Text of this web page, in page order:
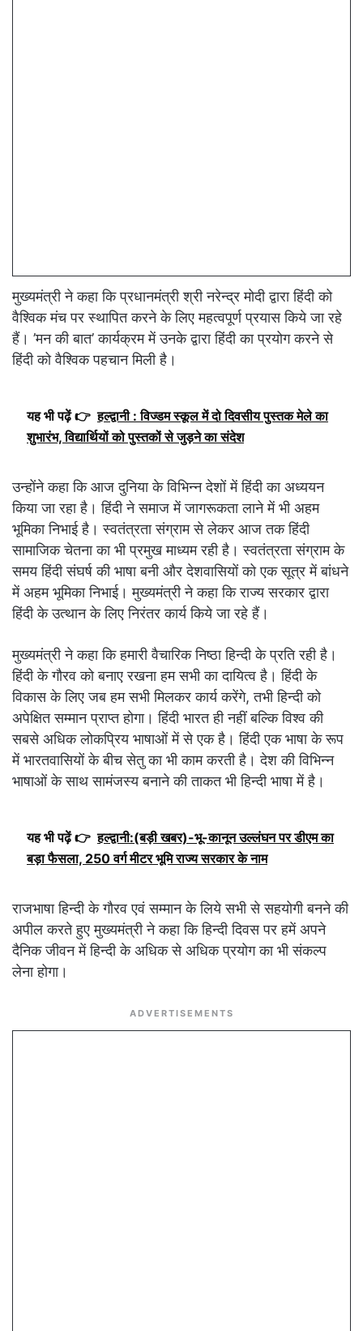
मुख्यमंत्री ने कहा कि प्रधानमंत्री श्री नरेन्द्र मोदी द्वारा हिंदी को
वैश्विक मंच पर स्थापित करने के लिए महत्वपूर्ण प्रयास किये जा रहे
हैं। ’मन की बात’ कार्यक्रम में उनके द्वारा हिंदी का प्रयोग करने से
हिंदी को वैश्विक पहचान मिली है।
यह भी पढ़ें 👉 हल्द्वानी : विज्डम स्कूल में दो दिवसीय पुस्तक मेले का
शुभारंभ, विद्यार्थियों को पुस्तकों से जुड़ने का संदेश
उन्होंने कहा कि आज दुनिया के विभिन्न देशों में हिंदी का अध्ययन
किया जा रहा है। हिंदी ने समाज में जागरूकता लाने में भी अहम
भूमिका निभाई है। स्वतंत्रता संग्राम से लेकर आज तक हिंदी
सामाजिक चेतना का भी प्रमुख माध्यम रही है। स्वतंत्रता संग्राम के
समय हिंदी संघर्ष की भाषा बनी और देशवासियों को एक सूत्र में बांधने
में अहम भूमिका निभाई। मुख्यमंत्री ने कहा कि राज्य सरकार द्वारा
हिंदी के उत्थान के लिए निरंतर कार्य किये जा रहे हैं।
मुख्यमंत्री ने कहा कि हमारी वैचारिक निष्ठा हिन्दी के प्रति रही है।
हिंदी के गौरव को बनाए रखना हम सभी का दायित्व है। हिंदी के
विकास के लिए जब हम सभी मिलकर कार्य करेंगे, तभी हिन्दी को
अपेक्षित सम्मान प्राप्त होगा। हिंदी भारत ही नहीं बल्कि विश्व की
सबसे अधिक लोकप्रिय भाषाओं में से एक है। हिंदी एक भाषा के रूप
में भारतवासियों के बीच सेतु का भी काम करती है। देश की विभिन्न
भाषाओं के साथ सामंजस्य बनाने की ताकत भी हिन्दी भाषा में है।
यह भी पढ़ें 👉 हल्द्वानी:(बड़ी खबर)-भू-कानून उल्लंघन पर डीएम का
बड़ा फैसला, 250 वर्ग मीटर भूमि राज्य सरकार के नाम
राजभाषा हिन्दी के गौरव एवं सम्मान के लिये सभी से सहयोगी बनने की
अपील करते हुए मुख्यमंत्री ने कहा कि हिन्दी दिवस पर हमें अपने
दैनिक जीवन में हिन्दी के अधिक से अधिक प्रयोग का भी संकल्प
लेना होगा।
ADVERTISEMENTS